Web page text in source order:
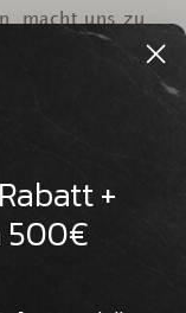
macht uns zu
von uns +
500€